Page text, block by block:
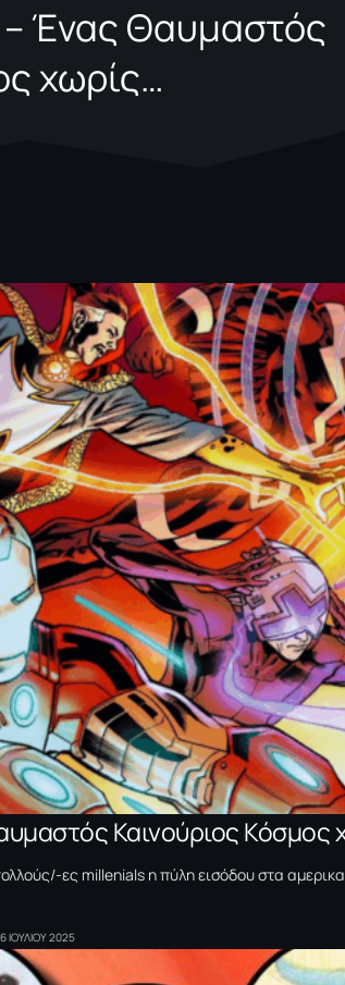
Ένας Θαυμαστός
χωρίς…
Καινούριος
ες millenials η πύλη εισόδου στα
ΙΟΥΛΙΟΥ 2025